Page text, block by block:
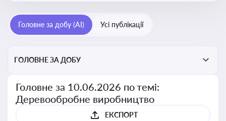
Головне за добу (AI) Усі публікації
ГОЛОВНЕ ЗА ДОБУ
Головне за 10.06.2026 по темі:
Деревообробне виробництво
ЕКСПОРТ